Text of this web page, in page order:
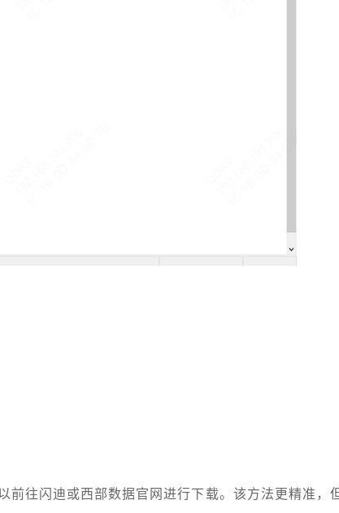
前往闪迪或西部数据官网进行下载。该方法更精准，